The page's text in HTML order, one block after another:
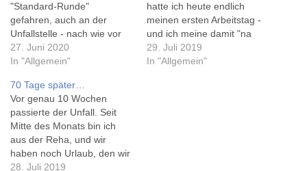
"Standard-Runde"
gefahren, auch an der
Unfallstelle - nach wie vor
ist mir nicht klar, wie es zum
dem verheerenden Unfall
kommen konnte...
https://www.instagram.com/
p/CB7ngLAHQPJ/ So sieht
die Tour auf strava.com
aus, zu dem Dienst bin ich
ja…
27. Juni 2020
In "Allgemein"
hatte ich heute endlich
meinen ersten Arbeitstag -
und ich meine damit "na
endlich". Denn das ist ein
sichtbarer Schritt in
29. Juli 2019
In "Allgemein"
70 Tage später…
Vor genau 10 Wochen
passierte der Unfall. Seit
Mitte des Monats bin ich
aus der Reha, und wir
haben noch Urlaub, den wir
in den letzten Tagen an der
28. Juli 2019